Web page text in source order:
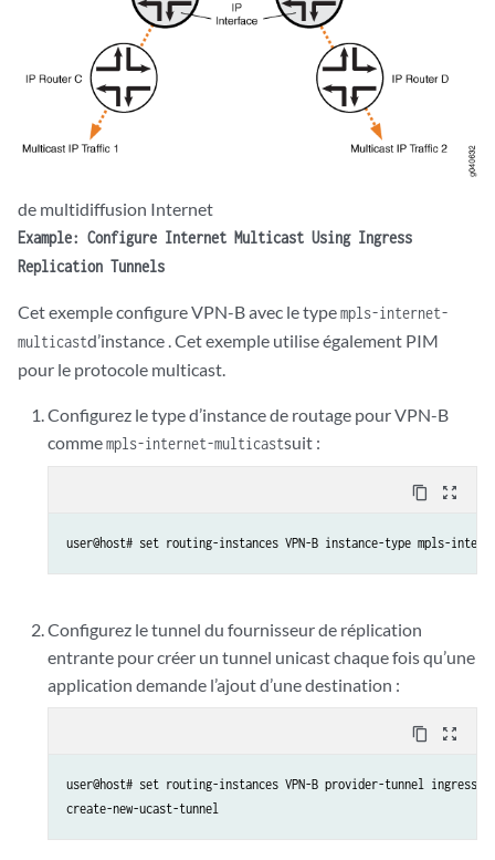
de multidiffusion Internet
Example: Configure Internet Multicast Using Ingress
Replication Tunnels
Cet exemple configure VPN-B avec le typempls-internet-
multicastd’instance . Cet exemple utilise également PIM
pour le protocole multicast.
Configurez le type d’instance de routage pour VPN-B
commempls-internet-multicastsuit :
content_copy zoom_out_map
user@host# set routing-instances VPN-B instance-type mpls-
Configurez le tunnel du fournisseur de réplication
entrante pour créer un tunnel unicast chaque fois qu’une
application demande l’ajout d’une destination :
content_copy zoom_out_map
user@host# set routing-instances VPN-B provider-tunnel ingress-
create-new-ucast-tunnel